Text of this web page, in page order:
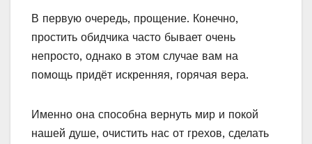
В первую очередь, прощение. Конечно,
простить обидчика часто бывает очень
непросто, однако в этом случае вам на
помощь придёт искренняя, горячая вера.
Именно она способна вернуть мир и покой
нашей душе, очистить нас от грехов, сделать